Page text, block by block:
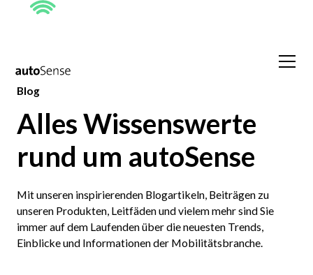
Blog
Alles Wissenswerte
rund um autoSense
Mit unseren inspirierenden Blogartikeln, Beiträgen zu
unseren Produkten, Leitfäden und vielem mehr sind Sie
immer auf dem Laufenden über die neuesten Trends,
Einblicke und Informationen der Mobilitätsbranche.